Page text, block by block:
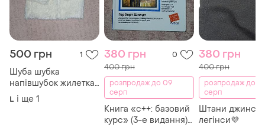
500 грн 1
Шуба шубка
напівшубок жилетка
хутряна💜
L і ще 1
380 грн 0
400 грн
розпродаж до 09
серп
Книга «c++: базовий
курс» (3-е видання)
380 грн
400 грн
розпродаж до
серп
Штани джинси
легінси💜